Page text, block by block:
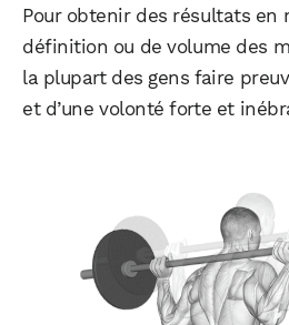
Pour obtenir des résultats en
définition ou de volume des
la plupart des gens faire
et d’une volonté forte et